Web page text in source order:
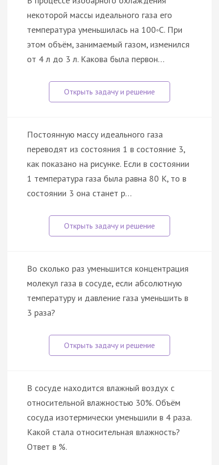
некоторой массы идеального газа его
температура уменьшилась на 100◦С. При
этом объём, занимаемый газом, изменился
от 4 л до 3 л. Какова была первон…
Постоянную массу идеального газа
переводят из состояния 1 в состояние 3,
как показано на рисунке. Если в состоянии
1 температура газа была равна 80 К, то в
состоянии 3 она станет р…
Во сколько раз уменьшится концентрация
молекул газа в сосуде, если абсолютную
температуру и давление газа уменьшить в
3 раза?
В сосуде находится влажный воздух с
относительной влажностью 30%. Объём
сосуда изотермически уменьшили в 4 раза.
Какой стала относительная влажность?
Ответ в %.